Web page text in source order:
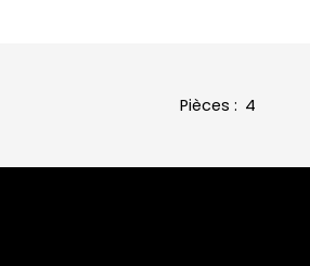
Pièces : 4